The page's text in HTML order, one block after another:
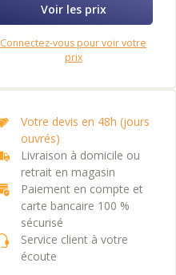
Voir les prix
Connectez-vous pour voir votre
prix
Votre devis en 48h (jours
ouvrés)
Livraison à domicile ou
retrait en magasin
Paiement en compte et
carte bancaire 100 %
sécurisé
Service client à votre
écoute